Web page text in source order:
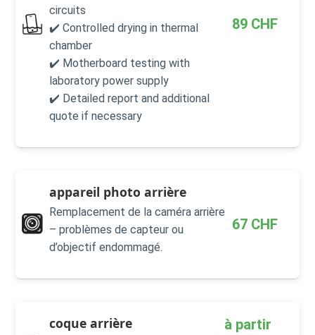
circuits
✔️ Controlled drying in thermal
chamber
✔️ Motherboard testing with
laboratory power supply
✔️ Detailed report and additional
quote if necessary
89 CHF
appareil photo arrière
Remplacement de la caméra arrière
– problèmes de capteur ou
d’objectif endommagé.
67 CHF
coque arrière
à partir